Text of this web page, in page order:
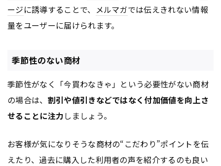
ージに誘導することで、 メルマガでは伝えきれない情報
量をユーザーに届けられます。
季節性のない商材
季節性がなく「今買わなきゃ」という必要性がない商材
の場合は、 割引や値引きなどではなく付加価値を向上さ
せることに注力しましょう。
お客様が気になりそうな商材の“こだわり”ポイントを伝
えたり、過去に購入した利用者の声を紹介するのも良い